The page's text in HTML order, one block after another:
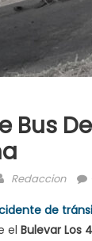
Bus
Author
Redaccion
de
el Bulevar Los